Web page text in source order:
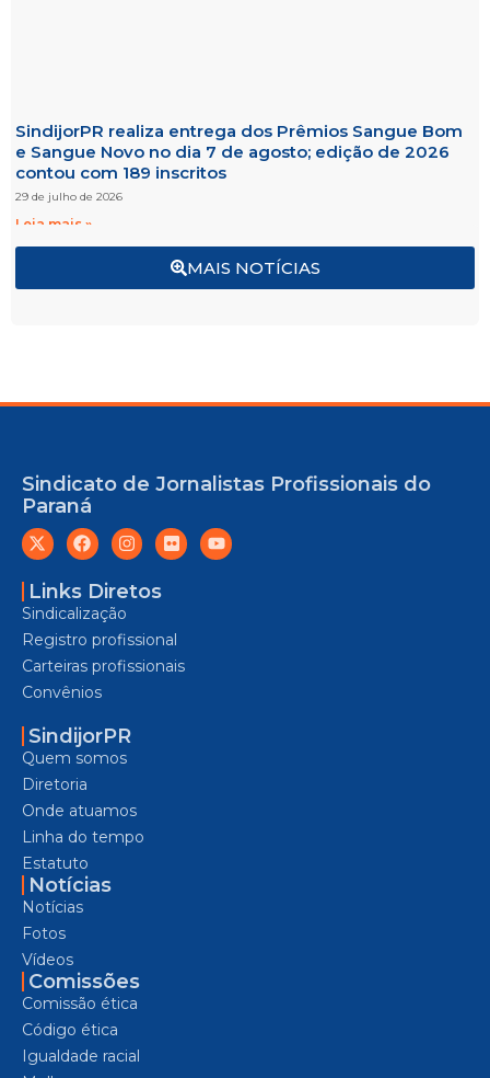
MAIS NOTÍCIAS
SindijorPR realiza entrega dos Prêmios Sangue Bom
e Sangue Novo no dia 7 de agosto; edição de 2026
contou com 189 inscritos
29 de julho de 2026
Leia mais »
Sindicato de Jornalistas Profissionais do
Paraná
Links Diretos
Sindicalização
Registro profissional
Carteiras profissionais
Convênios
SindijorPR
Quem somos
Diretoria
Onde atuamos
Linha do tempo
Estatuto
Notícias
Notícias
Fotos
Vídeos
Comissões
Comissão ética
Código ética
Igualdade racial